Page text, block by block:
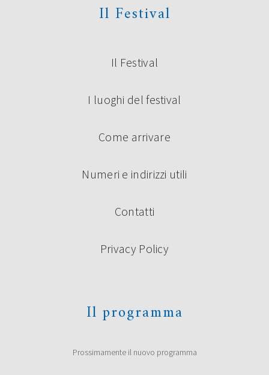
Il Festival
Il Festival
I luoghi del festival
Come arrivare
Numeri e indirizzi utili
Contatti
Privacy Policy
Il programma
Prossimamente il nuovo programma